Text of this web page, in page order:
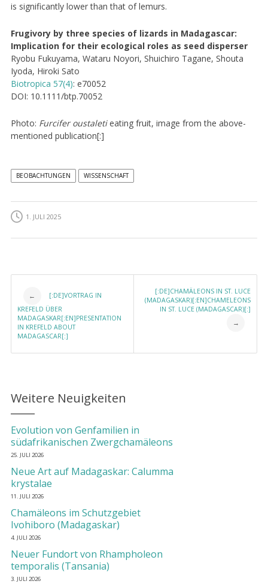
is significantly lower than that of lemurs.
Frugivory by three species of lizards in Madagascar:
Implication for their ecological roles as seed disperser
Ryobu Fukuyama, Wataru Noyori, Shuichiro Tagane, Shouta
Iyoda, Hiroki Sato
Biotropica 57(4): e70052
DOI: 10.1111/btp.70052
Photo: Furcifer oustaletieating fruit, image from the above-
mentioned publication[:]
BEOBACHTUNGEN WISSENSCHAFT
1. JULI 2025
Post navigation
←
[:DE]VORTRAG IN
KREFELD ÜBER
MADAGASKAR[:EN]PRESENTATION
IN KREFELD ABOUT
MADAGASCAR[:]
[:DE]CHAMÄLEONS IN ST. LUCE
(MADAGASKAR)[:EN]CHAMELEONS
IN ST. LUCE (MADAGASCAR)[:]
→
Weitere Neuigkeiten
Evolution von Genfamilien in
südafrikanischen Zwergchamäleons
25. JULI 2026
Neue Art auf Madagaskar: Calumma
krystalae
11. JULI 2026
Chamäleons im Schutzgebiet
Ivohiboro (Madagaskar)
4. JULI 2026
Neuer Fundort von Rhampholeon
temporalis (Tansania)
3. JULI 2026